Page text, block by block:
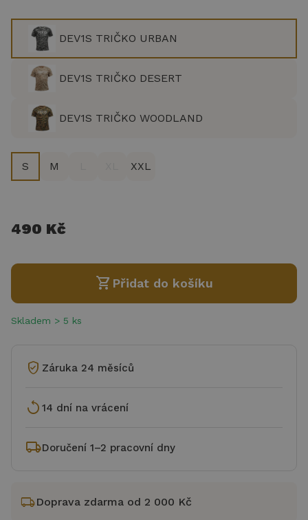
DEV1S TRIČKO URBAN
DEV1S TRIČKO DESERT
DEV1S TRIČKO WOODLAND
S M XXL
490 Kč
shopping_cart Přidat do košíku
Skladem > 5 ks
verified_user Záruka 24 měsíců
replay 14 dní na vrácení
local_shippingDoručení 1–2 pracovní dny
local_shippingDoprava zdarma od 2 000 Kč